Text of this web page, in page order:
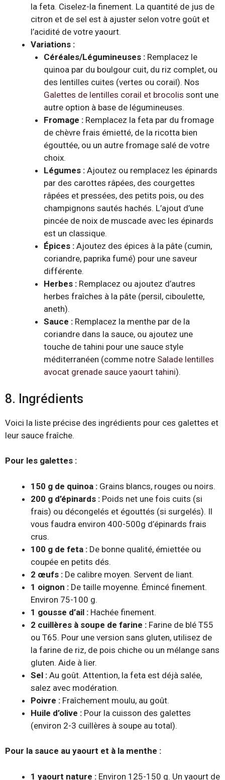
la feta. Ciselez-la finement. La quantité de jus de
citron et de sel est à ajuster selon votre goût et
l’acidité de votre yaourt.
Variations :
Céréales/Légumineuses :Remplacez le
quinoa par du boulgour cuit, du riz complet, ou
des lentilles cuites (vertes ou corail). Nos
Galettes de lentilles corail et brocolis sont une
autre option à base de légumineuses.
Fromage :Remplacez la feta par du fromage
de chèvre frais émietté, de la ricotta bien
égouttée, ou un autre fromage salé de votre
choix.
Légumes :Ajoutez ou remplacez les épinards
par des carottes râpées, des courgettes
râpées et pressées, des petits pois, ou des
champignons sautés hachés. L’ajout d’une
pincée de noix de muscade avec les épinards
est un classique.
Épices :Ajoutez des épices à la pâte (cumin,
coriandre, paprika fumé) pour une saveur
différente.
Herbes :Remplacez ou ajoutez d’autres
herbes fraîches à la pâte (persil, ciboulette,
aneth).
Sauce :Remplacez la menthe par de la
coriandre dans la sauce, ou ajoutez une
touche de tahini pour une sauce style
méditerranéen (comme notre Salade lentilles
avocat grenade sauce yaourt tahini).
8. Ingrédients
Voici la liste précise des ingrédients pour ces galettes et
leur sauce fraîche.
Pour les galettes :
150 g de quinoa : Grains blancs, rouges ou noirs.
200 g d’épinards : Poids net une fois cuits (si
frais) ou décongelés et égouttés (si surgelés). Il
vous faudra environ 400-500g d’épinards frais
crus.
100 g de feta : De bonne qualité, émiettée ou
coupée en petits dés.
2 œufs : De calibre moyen. Servent de liant.
1 oignon : De taille moyenne. Émincé finement.
Environ 75-100 g.
1 gousse d’ail : Hachée finement.
2 cuillères à soupe de farine : Farine de blé T55
ou T65. Pour une version sans gluten, utilisez de
la farine de riz, de pois chiche ou un mélange sans
gluten. Aide à lier.
Sel : Au goût. Attention, la feta est déjà salée,
salez avec modération.
Poivre : Fraîchement moulu, au goût.
Huile d’olive : Pour la cuisson des galettes
(environ 2-3 cuillères à soupe au total).
Pour la sauce au yaourt et à la menthe :
1 yaourt nature : Environ 125-150 g. Un yaourt de